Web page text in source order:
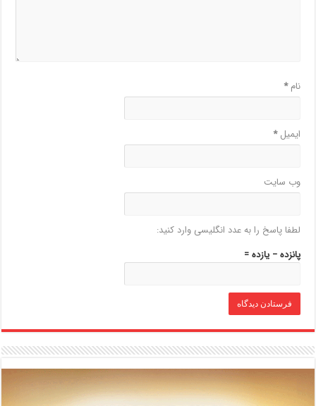
نام*
ایمیل*
وب‌ سایت
لطفا پاسخ را به عدد انگلیسی وارد کنید:
پانزده − یازده =